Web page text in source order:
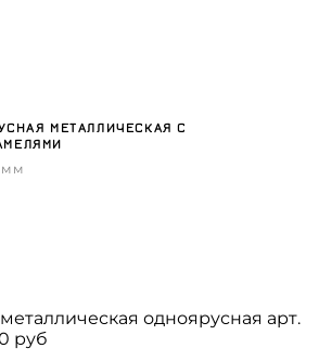
МЕТАЛЛИЧЕСКАЯ С
мм